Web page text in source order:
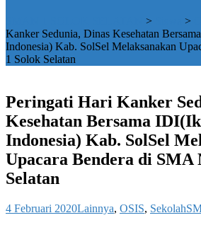
> >
Kanker Sedunia, Dinas Kesehatan
Indonesia) Kab. SolSel Melaksanakan
1 Solok Selatan
Peringati Hari Kanker
Kesehatan Bersama
Indonesia) Kab. SolSel
Upacara Bendera di SMA
Selatan
4 Februari 2020Lainnya, OSIS, Sekolah